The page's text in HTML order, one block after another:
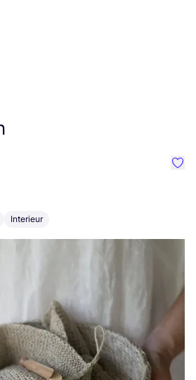
Interieur